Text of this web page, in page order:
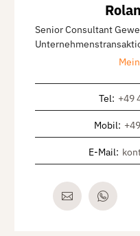
Senior Consultant
Tel: +49
Mobil:
E-Mail: